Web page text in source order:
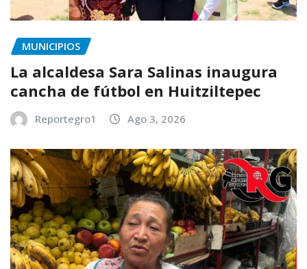
MUNICIPIOS
La alcaldesa Sara Salinas inaugura
cancha de fútbol en Huitziltepec
Reportegro1 Ago 3, 2026